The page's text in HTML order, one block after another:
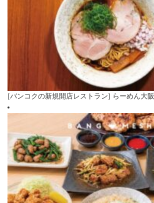
[バンコクの新規開店レストラン] らーめん大阪